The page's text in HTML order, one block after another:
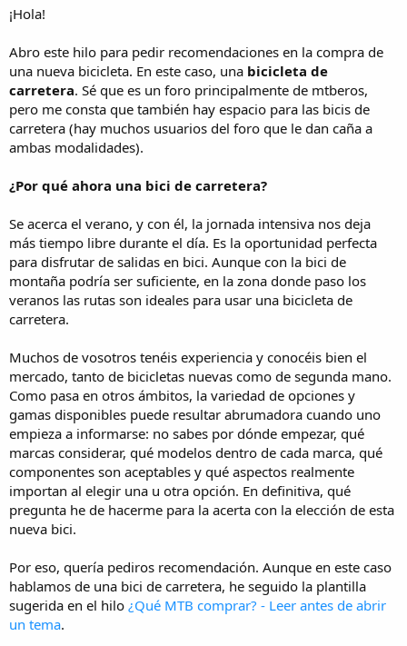
¡Hola!
Abro este hilo para pedir recomendaciones en la compra de
una nueva bicicleta. En este caso, una bicicleta de
carretera. Sé que es un foro principalmente de mtberos,
pero me consta que también hay espacio para las bicis de
carretera (hay muchos usuarios del foro que le dan caña a
ambas modalidades).
¿Por qué ahora una bici de carretera?
Se acerca el verano, y con él, la jornada intensiva nos deja
más tiempo libre durante el día. Es la oportunidad perfecta
para disfrutar de salidas en bici. Aunque con la bici de
montaña podría ser suficiente, en la zona donde paso los
veranos las rutas son ideales para usar una bicicleta de
carretera.
Muchos de vosotros tenéis experiencia y conocéis bien el
mercado, tanto de bicicletas nuevas como de segunda mano.
Como pasa en otros ámbitos, la variedad de opciones y
gamas disponibles puede resultar abrumadora cuando uno
empieza a informarse: no sabes por dónde empezar, qué
marcas considerar, qué modelos dentro de cada marca, qué
componentes son aceptables y qué aspectos realmente
importan al elegir una u otra opción. En definitiva, qué
pregunta he de hacerme para la acerta con la elección de esta
nueva bici.
Por eso, quería pediros recomendación. Aunque en este caso
hablamos de una bici de carretera, he seguido la plantilla
sugerida en el hilo ¿Qué MTB comprar? - Leer antes de abrir
un tema.